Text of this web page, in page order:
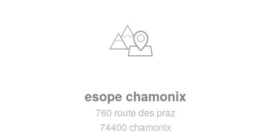
esope chamonix
760 route des praz
74400 chamonix